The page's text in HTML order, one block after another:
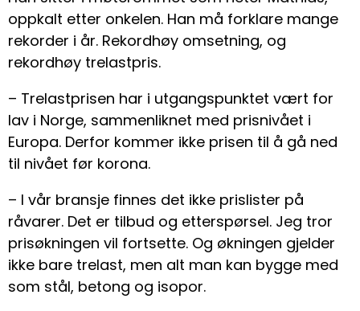
oppkalt etter onkelen. Han må forklare mange
rekorder i år. Rekordhøy omsetning, og
rekordhøy trelastpris.
– Trelastprisen har i utgangspunktet vært for
lav i Norge, sammenliknet med prisnivået i
Europa. Derfor kommer ikke prisen til å gå ned
til nivået før korona.
– I vår bransje finnes det ikke prislister på
råvarer. Det er tilbud og etterspørsel. Jeg tror
prisøkningen vil fortsette. Og økningen gjelder
ikke bare trelast, men alt man kan bygge med
som stål, betong og isopor.